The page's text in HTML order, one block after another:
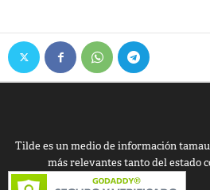
Tilde es un medio de información
más relevantes tanto del estado